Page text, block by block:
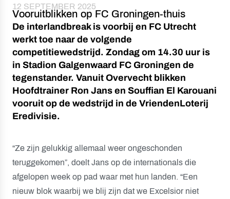
12 SEPTEMBER 2025
Vooruitblikken op FC Groningen-thuis
De interlandbreak is voorbij en FC Utrecht
werkt toe naar de volgende
competitiewedstrijd. Zondag om 14.30 uur is
in Stadion Galgenwaard FC Groningen de
tegenstander. Vanuit Overvecht blikken
Hoofdtrainer Ron Jans en Souffian El Karouani
vooruit op de wedstrijd in de VriendenLoterij
Eredivisie.
“Ze zijn gelukkig allemaal weer ongeschonden
teruggekomen”, doelt Jans op de internationals die
afgelopen week op pad waar met hun landen. “Een
nieuw blok waarbij we blij zijn dat we Excelsior niet